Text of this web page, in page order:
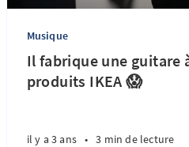
Musique
Il fabrique une guitare
produits IKEA 😱
il y a 3 ans • 3 min de lecture